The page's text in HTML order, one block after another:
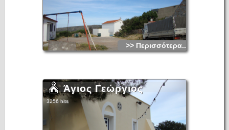
>> Περισσότερα...
Άγιος Γεώργιος
3256 hits